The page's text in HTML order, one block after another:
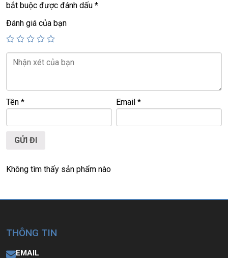
Giá: 15.5 triệu ( Hp elitebook 745 G6
Giá: 16.5 triệu ( Hp elitebook 745 G6
bắt buộc được đánh dấu *
Đánh giá của bạn
Tên * Email*
Không tìm thấy sản phẩm nào
THÔNG TIN
EMAIL